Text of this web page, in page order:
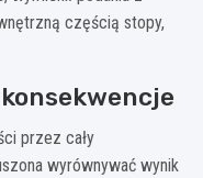
częścią stopy,
przez cały
wyrównywać wynik